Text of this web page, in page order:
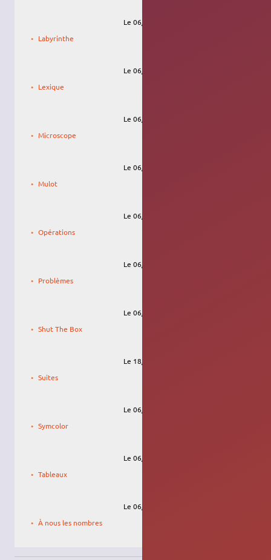
Labyrinthe
Le 06/09/2009, 19:24
Lexique
Le 06/09/2009, 19:33
Microscope
Le 06/09/2009, 20:13
Mulot
Le 06/09/2009, 20:21
Opérations
Le 06/09/2009, 20:26
Problèmes
Le 06/09/2009, 20:31
Shut The Box
Le 06/09/2009, 20:35
Suites
Le 18/08/2009, 08:06
Symcolor
Le 06/09/2009, 23:04
Tableaux
Le 06/09/2009, 23:09
À nous les nombres
Le 06/09/2009, 15:34